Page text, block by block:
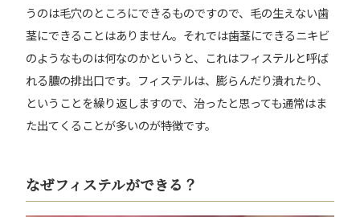
うのは毛穴のところにできるものですので、毛の生えない歯
茎にできることはありません。それでは歯茎にできるニキビ
のようなものは何なのかというと、これはフィステルと呼ば
れる膿の排出口です。フィステルは、膨らんだり潰れたり、
ということを繰り返しますので、治ったと思っても通常はま
た出てくることが多いのが特徴です。
なぜフィステルができる？